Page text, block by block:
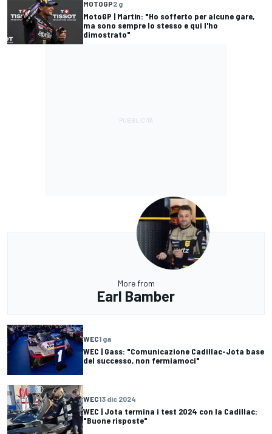
MOTOGP2 g
MotoGP | Martín: "Ho sofferto per alcune gare,
ma sono sempre lo stesso e qui l'ho
dimostrato"
More from
Earl Bamber
WEC1 ga
WEC | Gass: "Comunicazione Cadillac-Jota base
del successo, non fermiamoci"
WEC13 dic 2024
WEC | Jota termina i test 2024 con la Cadillac:
"Buone risposte"